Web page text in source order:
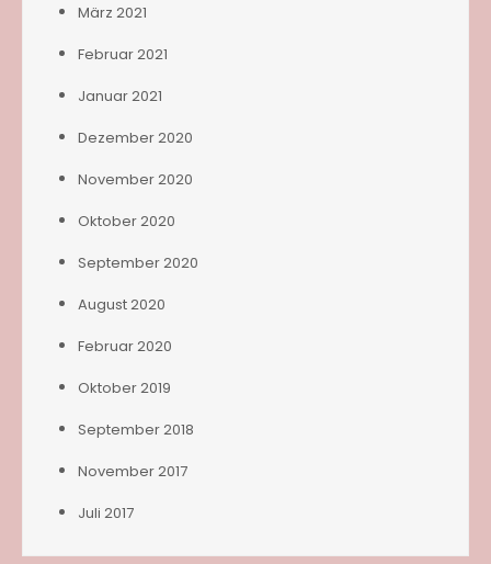
März 2021
Februar 2021
Januar 2021
Dezember 2020
November 2020
Oktober 2020
September 2020
August 2020
Februar 2020
Oktober 2019
September 2018
November 2017
Juli 2017